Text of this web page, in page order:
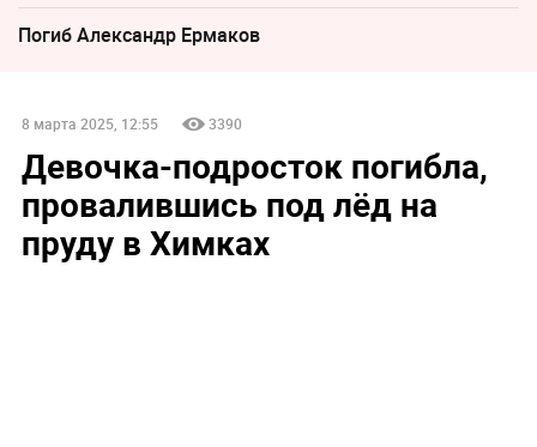
Погиб Александр Ермаков
8 марта 2025, 12:55 3390
Девочка-подросток погибла,
провалившись под лёд на
пруду в Химках